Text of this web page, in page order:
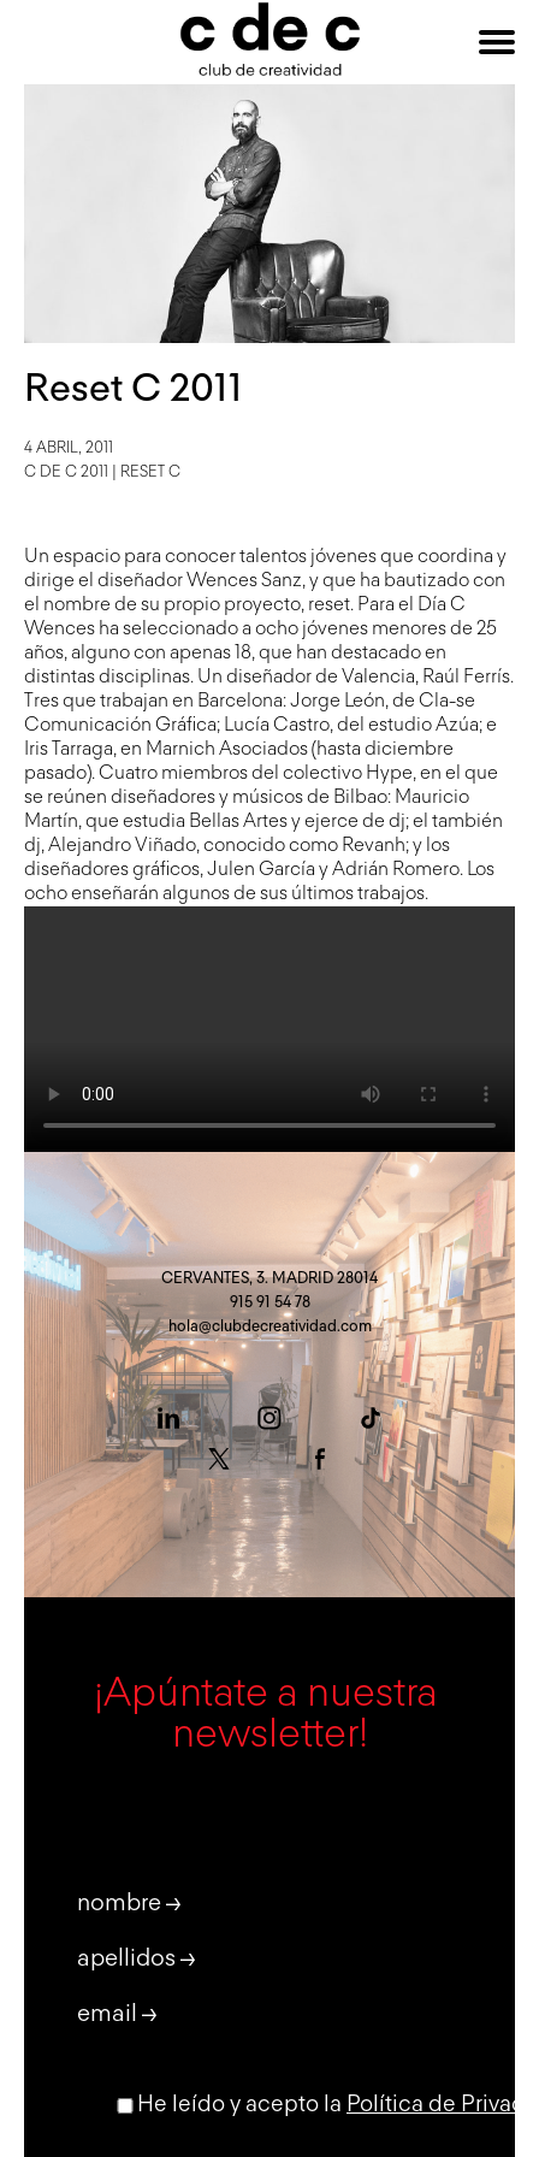
HAZTE
Reset C 2011
4 ABRIL, 2011
C DE C 2011
RESET C
Un espacio para conocer talentos jóvenes que coordina y
dirige el diseñador Wences Sanz, y que ha bautizado con
el nombre de su propio proyecto, reset. Para el Día C
Wences ha seleccionado a ocho jóvenes menores de 25
años, alguno con apenas 18, que han destacado en
distintas disciplinas. Un diseñador de Valencia, Raúl Ferrís.
Tres que trabajan en Barcelona: Jorge León, de Cla-se
Comunicación Gráfica; Lucía Castro, del estudio Azúa; e
Iris Tarraga, en Marnich Asociados (hasta diciembre
pasado). Cuatro miembros del colectivo Hype, en el que
se reúnen diseñadores y músicos de Bilbao: Mauricio
Martín, que estudia Bellas Artes y ejerce de dj; el también
dj, Alejandro Viñado, conocido como Revanh; y los
diseñadores gráficos, Julen García y Adrián Romero. Los
ocho enseñarán algunos de sus últimos trabajos.
CERVANTES, 3. MADRID 28014
915 91 54 78
hola@clubdecreatividad.com
¡Apúntate a nuestra
newsletter!
nombre →
apellidos →
email →
He leído y acepto la Política de